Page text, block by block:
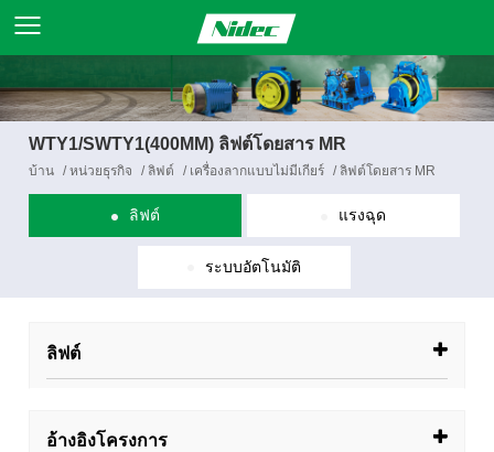
WTY1/SWTY1(400MM) ลิฟต์โดยสาร MR
บ้าน /หน่วยธุรกิจ /ลิฟต์ / เครื่องลากแบบไม่มีเกียร์ /ลิฟต์โดยสาร MR
ลิฟต์ แรงฉุด
ระบบอัตโนมัติ
ลิฟต์
อ้างอิงโครงการ